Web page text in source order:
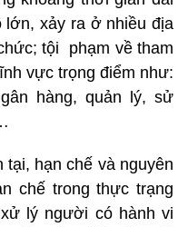
lớn, xảy ra ở nhiều địa
tội phạm về tham
vực trọng điểm như:
hàng, quản lý, sử
hạn chế và nguyên
chế trong thực trạng
lý người có hành vi